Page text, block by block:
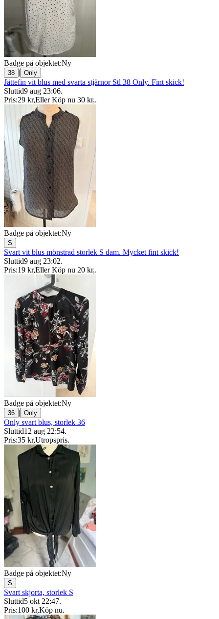
Badge på objektet:Ny
38 | Only
Jättefin vit blus med svarta stjärnor Stl 38 Only. Fint skick!
Sluttid9 aug 23:06.
Pris:29 kr,Eller Köp nu 30 kr,.
Badge på objektet:Ny
S
Svart vit blus mönstrad storlek S dam. Mycket fint skick!
Sluttid9 aug 23:02.
Pris:19 kr,Eller Köp nu 20 kr,.
Badge på objektet:Ny
36 | Only
Only svart blus, storlek 36
Sluttid12 aug 22:54.
Pris:35 kr,Utropspris.
Badge på objektet:Ny
S
Svart skjorta, storlek S
Sluttid5 okt 22:47.
Pris:100 kr,Köp nu.